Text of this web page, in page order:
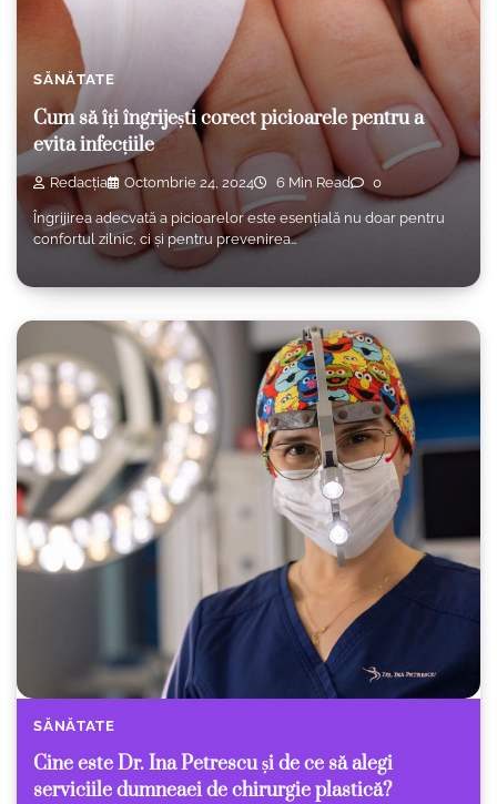
SĂNĂTATE
Cum să îți îngrijești corect picioarele pentru a
evita infecțiile
Redacția Octombrie 24, 2024 6 Min Read 0
Îngrijirea adecvată a picioarelor este esențială nu doar pentru
confortul zilnic, ci și pentru prevenirea…
SĂNĂTATE
Cine este Dr. Ina Petrescu și de ce să alegi
serviciile dumneaei de chirurgie plastică?